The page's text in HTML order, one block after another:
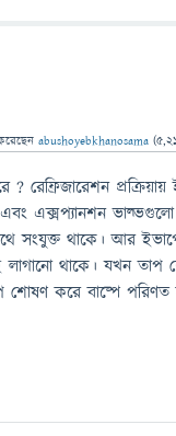
abushoyebkhanosama (
? রেফ্রিজারেশন
এবং এক্সপ্যানশন
সংযুক্ত থাকে। আর
লাগানো থাকে। যখন
শোষণ করে বাষ্পে পরিণত